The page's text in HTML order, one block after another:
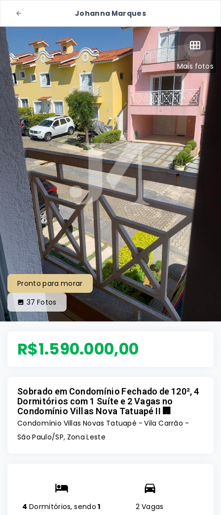
Johanna Marques
Mais fotos
Pronto para morar
37 Fotos
R$1.590.000,00
Sobrado em Condomínio Fechado de 120², 4
Dormitórios com 1 Suíte e 2 Vagas no
Condomínio Villas Nova Tatuapé II 🏢
Condomínio Villas Novas Tatuapé -Vila Carrão -
São Paulo/SP, Zona Leste
4 Dormitórios, sendo1
2 Vagas